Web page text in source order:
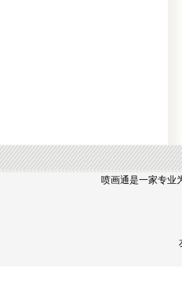
喷画通是一家专业